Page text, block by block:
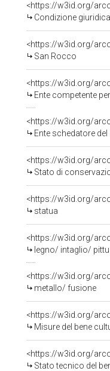
Condizione
<https://w3id.org/
San Rocco
<https://w3id.org/
Ente competente per tutela
<https://w3id.org/
Ente schedatore del
<https://w3id.org/
Stato di
<https://w3id.org/
statua
<https://w3id.org/
legno/ intaglio/
<https://w3id.org/
metallo/ fusione
<https://w3id.org/
Misure del bene
<https://w3id.org/
Stato tecnico del